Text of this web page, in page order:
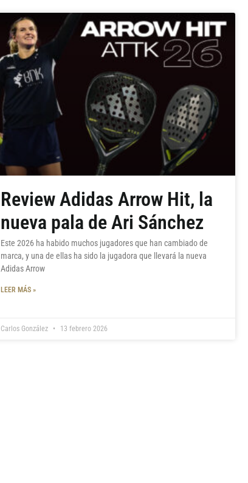
Review Adidas Arrow Hit, la
nueva pala de Ari Sánchez
Este 2026 ha habido muchos jugadores que han cambiado de
marca, y una de ellas ha sido la jugadora que llevará la nueva
Adidas Arrow
LEER MÁS »
Carlos González 13 febrero 2026